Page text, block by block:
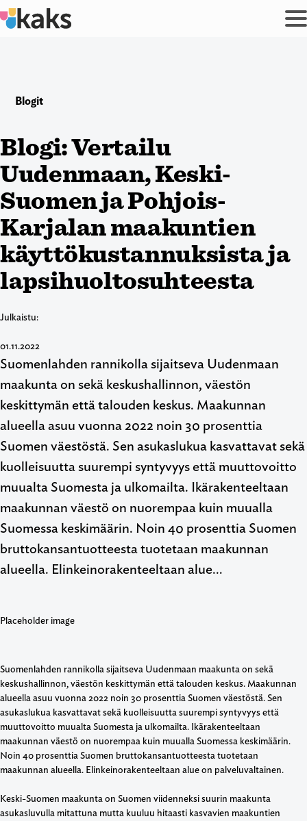
Siirry
sisältöön
Blogit
Blogi: Vertailu
Uudenmaan, Keski-
Suomen ja Pohjois-
Karjalan maakuntien
käyttökustannuksista ja
lapsihuoltosuhteesta
Julkaistu:
01.11.2022
Suomenlahden rannikolla sijaitseva Uudenmaan
maakunta on sekä keskushallinnon, väestön
keskittymän että talouden keskus. Maakunnan
alueella asuu vuonna 2022 noin 30 prosenttia
Suomen väestöstä. Sen asukaslukua kasvattavat sekä
kuolleisuutta suurempi syntyvyys että muuttovoitto
muualta Suomesta ja ulkomailta. Ikärakenteeltaan
maakunnan väestö on nuorempaa kuin muualla
Suomessa keskimäärin. Noin 40 prosenttia Suomen
bruttokansantuotteesta tuotetaan maakunnan
alueella. Elinkeinorakenteeltaan alue…
Suomenlahden rannikolla sijaitseva Uudenmaan maakunta on sekä
keskushallinnon, väestön keskittymän että talouden keskus. Maakunnan
alueella asuu vuonna 2022 noin 30 prosenttia Suomen väestöstä. Sen
asukaslukua kasvattavat sekä kuolleisuutta suurempi syntyvyys että
muuttovoitto muualta Suomesta ja ulkomailta. Ikärakenteeltaan
maakunnan väestö on nuorempaa kuin muualla Suomessa keskimäärin.
Noin 40 prosenttia Suomen bruttokansantuotteesta tuotetaan
maakunnan alueella. Elinkeinorakenteeltaan alue on palveluvaltainen.
Keski-Suomen maakunta on Suomen viidenneksi suurin maakunta
asukasluvulla mitattuna mutta kuuluu hitaasti kasvavien maakuntien